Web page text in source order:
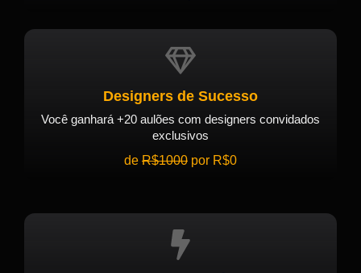
Designers de Sucesso
Você ganhará +20 aulões com designers convidados
exclusivos
de R$1000 por R$0